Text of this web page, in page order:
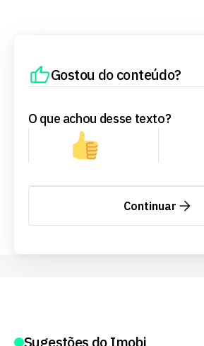
Gostou do conteúdo?
O que achou desse texto?
Continuar